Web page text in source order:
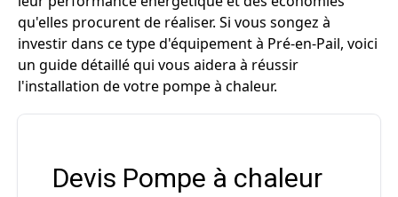
qu'elles procurent de réaliser. Si vous songez à
investir dans ce type d'équipement à Pré-en-Pail, voici
un guide détaillé qui vous aidera à réussir
l'installation de votre pompe à chaleur.
Devis Pompe à chaleur